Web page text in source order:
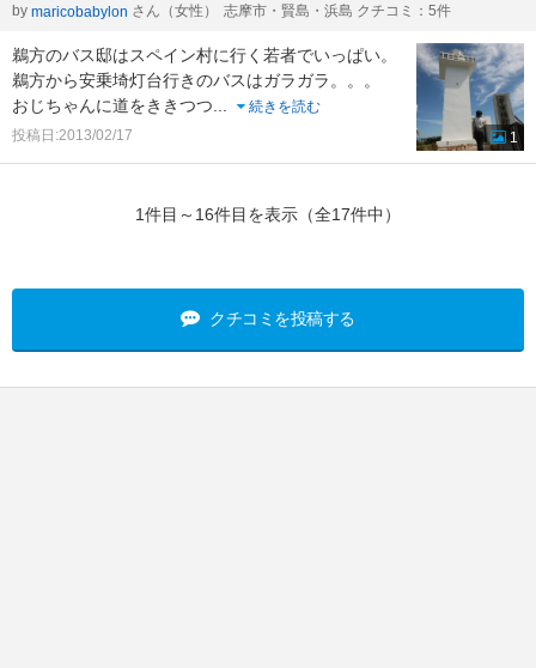
by maricobabylon さん（女性） 志摩市・賢島・浜島 クチコミ：5件
鵜方のバス邸はスペイン村に行く若者でいっぱい。
鵜方から安乗埼灯台行きのバスはガラガラ。。。
おじちゃんに道をききつつ
続きを読む
投稿日:2013/02/17
1
1件目～16件目を表示（全17件中）
クチコミを投稿する